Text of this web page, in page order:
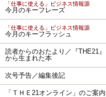
「仕事に使える」ビジネス情報源
今月のキーフレーズ
「仕事に使える」ビジネス情報源
今月のキーフラッシュ
読者からのおたより／『THE21』
から生まれた本
次号予告／編集後記
「ＴＨＥ21オンライン」のご案内